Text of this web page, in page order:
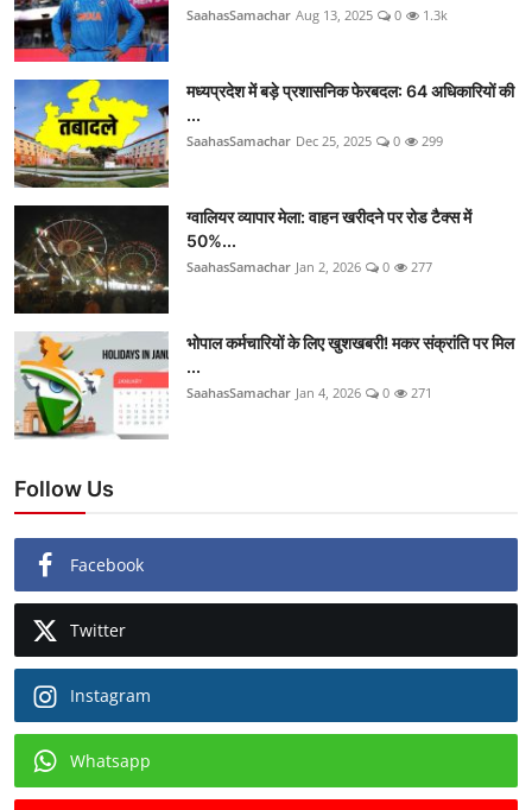
SaahasSamachar Aug 13, 2025 0 1.3k
मध्यप्रदेश में बड़े प्रशासनिक फेरबदल: 64 अधिकारियों की
...
SaahasSamachar Dec 25, 2025 0 299
ग्वालियर व्यापार मेला: वाहन खरीदने पर रोड टैक्स में
50%...
SaahasSamachar Jan 2, 2026 0 277
भोपाल कर्मचारियों के लिए खुशखबरी! मकर संक्रांति पर मिल
...
SaahasSamachar Jan 4, 2026 0 271
Follow Us
Facebook
Twitter
Instagram
Whatsapp